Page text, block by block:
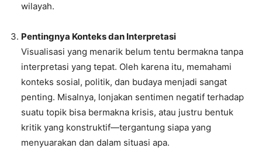
wilayah.
Pentingnya Konteks dan Interpretasi
Visualisasi yang menarik belum tentu bermakna tanpa
interpretasi yang tepat. Oleh karena itu, memahami
konteks sosial, politik, dan budaya menjadi sangat
penting. Misalnya, lonjakan sentimen negatif terhadap
suatu topik bisa bermakna krisis, atau justru bentuk
kritik yang konstruktif—tergantung siapa yang
menyuarakan dan dalam situasi apa.